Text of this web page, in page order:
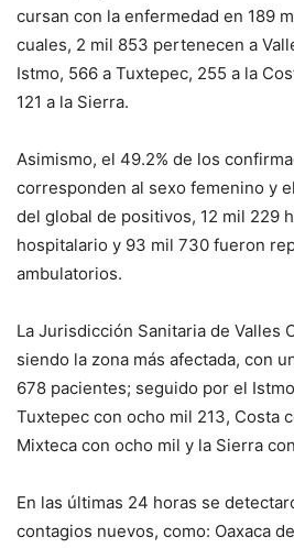
cursan con la enfermedad en 189
cuales, 2 mil 853 pertenecen a
Istmo, 566 a Tuxtepec, 255 a la
121 a la Sierra.
Asimismo, el 49.2% de los
corresponden al sexo femenino y
del global de positivos, 12 mil 229
hospitalario y 93 mil 730 fueron
ambulatorios.
La Jurisdicción Sanitaria de Valles
siendo la zona más afectada, con
678 pacientes; seguido por el
Tuxtepec con ocho mil 213, Costa
Mixteca con ocho mil y la Sierra
En las últimas 24 horas se
contagios nuevos, como: Oaxaca